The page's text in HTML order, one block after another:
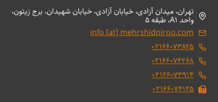
تهران، میدان آزادی، خیابان آزادی، خیابان شهیدان، برج زیتون،
واحد A1، طبقه 5
info [at] mehrshidniroo.com
۰۲۱۶۶۰۷۳۸۲۵
۰۲۱۶۶۰۷۴۲۶۸
۰۲۱۶۶۰۷۳۹۱۴
۰۲۱۶۶۰۷۴۱۲۵